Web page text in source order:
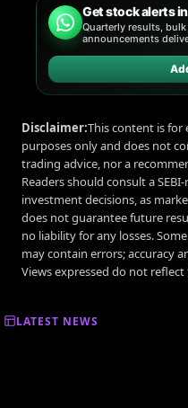
Get stock alerts
Quarterly results,
announcements
Disclaimer:This content is
purposes only and does not
trading advice, nor a
Readers should consult a
investment decisions, as
does not guarantee future
no liability for any losses.
may contain errors; accuracy
Views expressed do not
LATEST NEWS